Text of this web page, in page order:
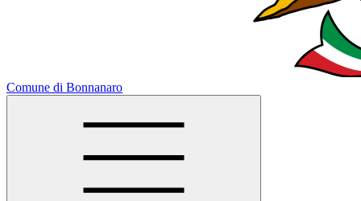
Comune di Bonnanaro